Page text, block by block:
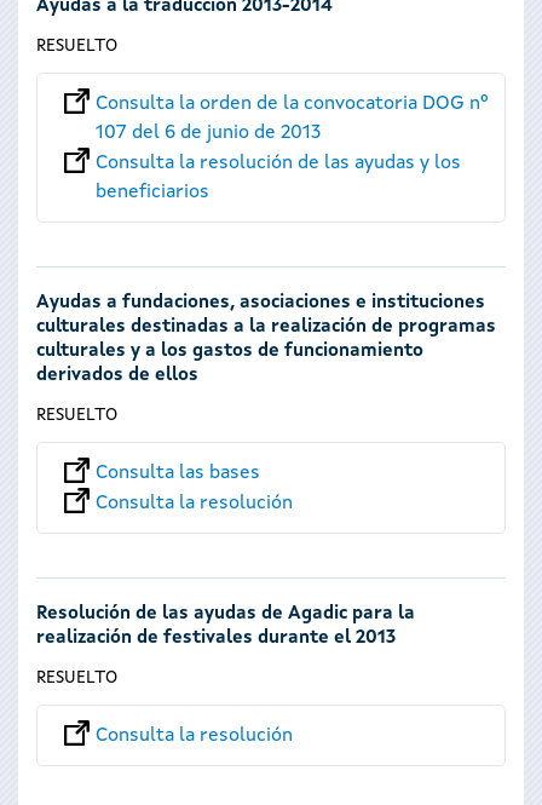
Ayudas a la traducción 2013-2014
RESUELTO
Consulta la orden de la convocatoria DOG nº
107 del 6 de junio de 2013
Consulta la resolución de las ayudas y los
beneficiarios
Ayudas a fundaciones, asociaciones e instituciones
culturales destinadas a la realización de programas
culturales y a los gastos de funcionamiento
derivados de ellos
RESUELTO
Consulta las bases
Consulta la resolución
Resolución de las ayudas de Agadic para la
realización de festivales durante el 2013
RESUELTO
Consulta la resolución